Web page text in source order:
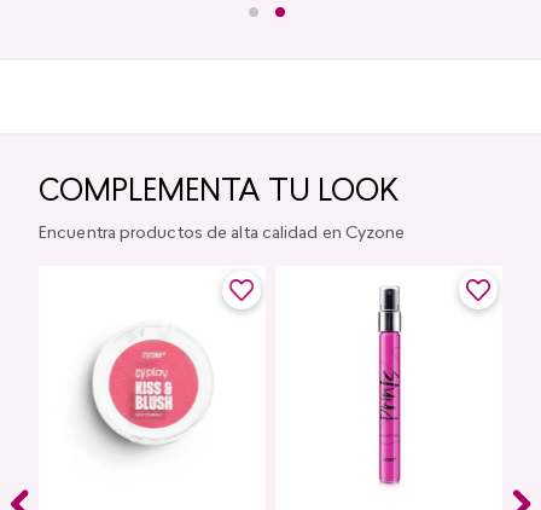
COMPLEMENTA TU LOOK
Encuentra productos de alta calidad en Cyzone